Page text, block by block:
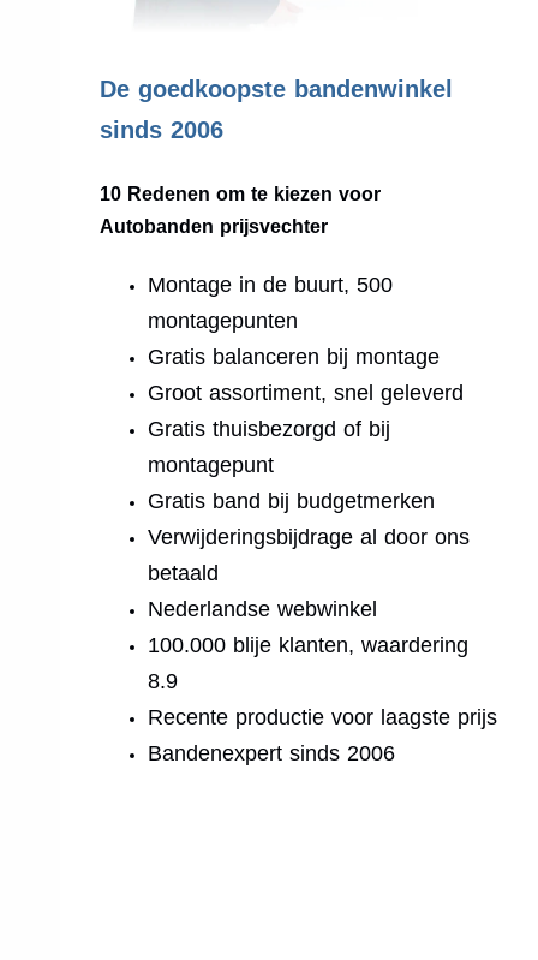
De goedkoopste bandenwinkel
sinds 2006
10 Redenen om te kiezen voor
Autobanden prijsvechter
Montage in de buurt, 500
montagepunten
Gratis balanceren bij montage
Groot assortiment, snel geleverd
Gratis thuisbezorgd of bij
montagepunt
Gratis band bij budgetmerken
Verwijderingsbijdrage al door ons
betaald
Nederlandse webwinkel
100.000 blije klanten, waardering
8.9
Recente productie voor laagste prijs
Bandenexpert sinds 2006